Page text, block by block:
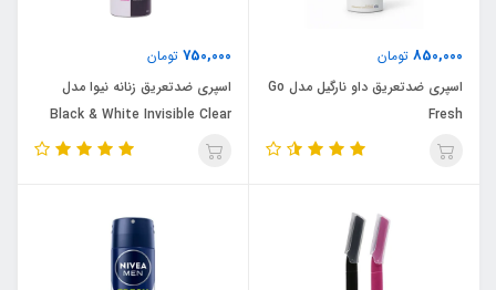
850,000 تومان
اسپری ضدتعریق داو نارگیل مدل Go
Fresh
750,000 تومان
اسپری ضدتعریق زنانه نیوا مدل
Black & White Invisible Clear